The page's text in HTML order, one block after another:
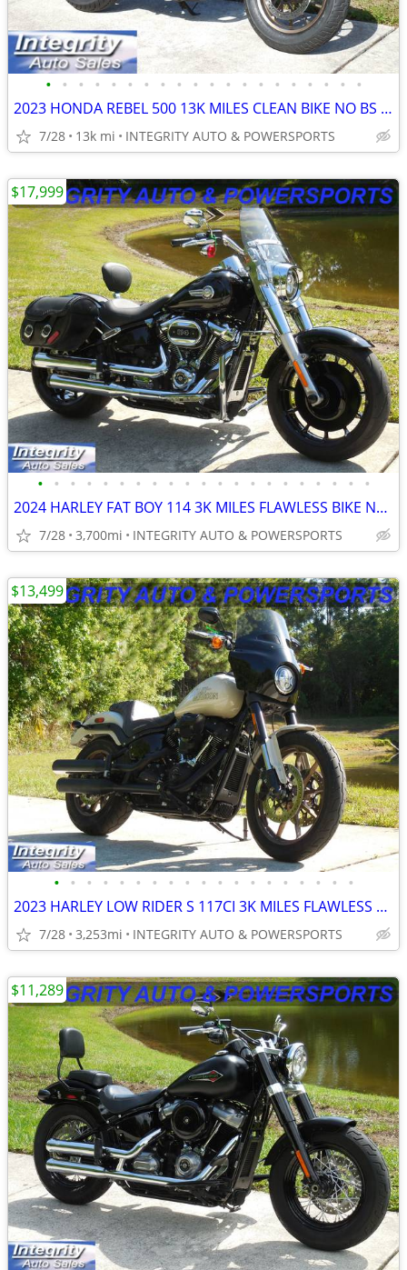
• • • • • • • • • • • • • • • • • • • •
2023 HONDA REBEL 500 13K MILES CLEAN BIKE NO BS FEES HERE!!!!!!!!!!
7/28 13k mi INTEGRITY AUTO & POWERSPORTS
• • • • • • • • • • • • • • • • • • • • •
2024 HARLEY FAT BOY 114 3K MILES FLAWLESS BIKE NO BS DEALER FEES!!!!
7/28 3,700mi INTEGRITY AUTO & POWERSPORTS
$17,999
• • • • • • • • • • • • • • • • • • •
2023 HARLEY LOW RIDER S 117CI 3K MILES FLAWLESS BIKE NO BS FEES HERE!!
7/28 3,253mi INTEGRITY AUTO & POWERSPORTS
$13,499
$11,289